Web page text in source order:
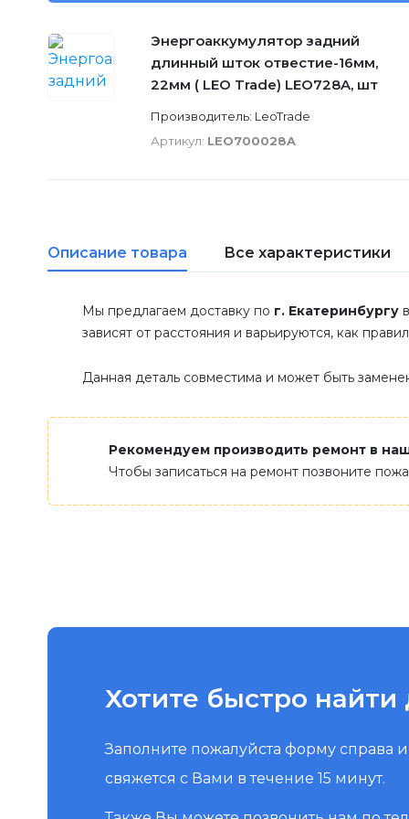
Энергоаккумулятор задний
длинный шток отвестие-16мм,
22мм ( LEO Trade) LEO728A, шт
Производитель: LeoTrade
Артикул: LEO700028A
Описание товара Все характеристики
Мы предлагаем доставку по г. Екатеринбургу
зависят от расстояния и варьируются, как
Данная деталь совместима и может быть
Рекомендуем производить ремонт в
Чтобы записаться на ремонт позвоните
Хотите быстро найти
Заполните пожалуйста форму справа
свяжется с Вами в течение 15 минут.